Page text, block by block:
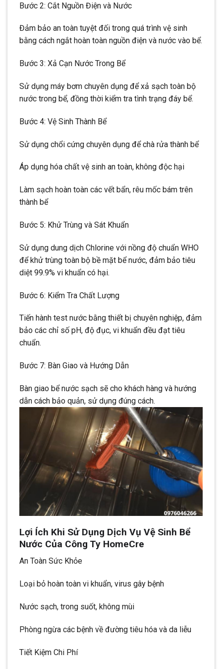
Bước 2: Cắt Nguồn Điện và Nước
Đảm bảo an toàn tuyệt đối trong quá trình vệ sinh
bằng cách ngắt hoàn toàn nguồn điện và nước vào bể.
Bước 3: Xả Cạn Nước Trong Bể
Sử dụng máy bơm chuyên dụng để xả sạch toàn bộ
nước trong bể, đồng thời kiểm tra tình trạng đáy bể.
Bước 4: Vệ Sinh Thành Bể
Sử dụng chổi cứng chuyên dụng để chà rửa thành bể
Áp dụng hóa chất vệ sinh an toàn, không độc hại
Làm sạch hoàn toàn các vết bẩn, rêu mốc bám trên
thành bể
Bước 5: Khử Trùng và Sát Khuẩn
Sử dụng dung dịch Chlorine với nồng độ chuẩn WHO
để khử trùng toàn bộ bề mặt bể nước, đảm bảo tiêu
diệt 99.9% vi khuẩn có hại.
Bước 6: Kiểm Tra Chất Lượng
Tiến hành test nước bằng thiết bị chuyên nghiệp, đảm
bảo các chỉ số pH, độ đục, vi khuẩn đều đạt tiêu
chuẩn.
Bước 7: Bàn Giao và Hướng Dẫn
Bàn giao bể nước sạch sẽ cho khách hàng và hướng
dẫn cách bảo quản, sử dụng đúng cách.
Lợi Ích Khi Sử Dụng Dịch Vụ Vệ Sinh Bể
Nước Của Công Ty HomeCre
An Toàn Sức Khỏe
Loại bỏ hoàn toàn vi khuẩn, virus gây bệnh
Nước sạch, trong suốt, không mùi
Phòng ngừa các bệnh về đường tiêu hóa và da liễu
Tiết Kiệm Chi Phí